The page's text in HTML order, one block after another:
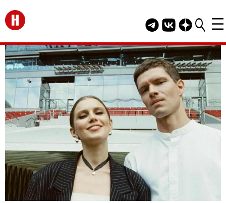
Перейти на главную
Telegram канал
Группа HELLO
Канал